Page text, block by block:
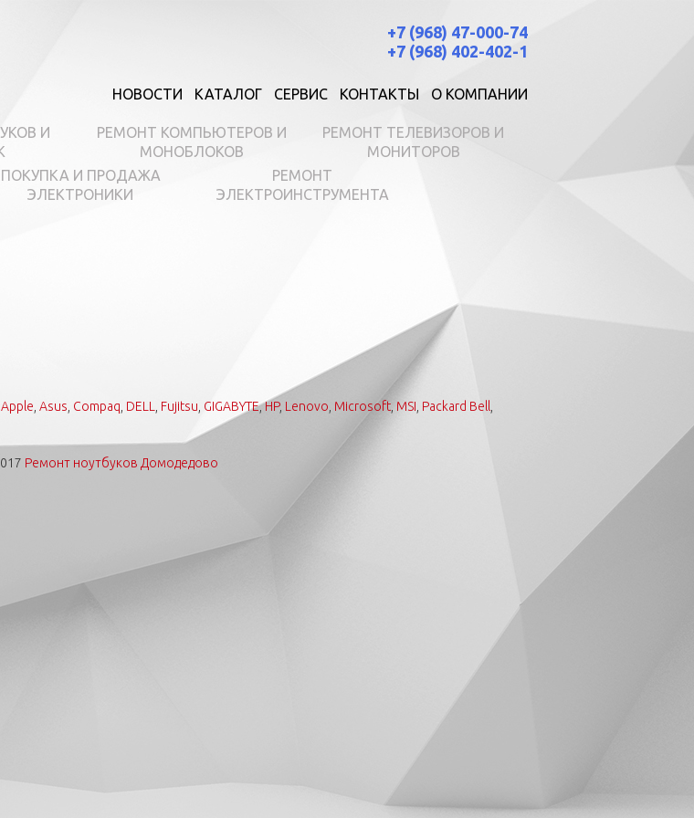
+7 (968) 47-000-74
+7 (968) 402-402-1
НОВОСТИ КАТАЛОГ СЕРВИС КОНТАКТЫ О КОМПАНИИ
И
РЕМОНТ КОМПЬЮТЕРОВ И
МОНОБЛОКОВ
РЕМОНТ ТЕЛЕВИЗОРОВ И
МОНИТОРОВ
ПОКУПКА И ПРОДАЖА
ЭЛЕКТРОНИКИ
РЕМОНТ
ЭЛЕКТРОИНСТРУМЕНТА
Apple Asus Compaq DELL Fujitsu GIGABYTE,HP, Lenovo Microsoft MSI Packard Bell
Ремонт ноутбуков Домодедово